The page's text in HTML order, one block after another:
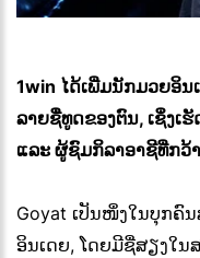
1win ໄດ້ເພີ່ມນັກມວຍອິນ
ລາຍຊື່ທູດຂອງຕົນ, ເຊິ່ງເ
ແລະ ຜູ້ຊົມກິລາອາຊີທີ່ກວ້
Goyat ເປັນໜຶ່ງໃນບຸກຄົ
ອິນເດຍ, ໂດຍມີຊື່ສຽງໃນ